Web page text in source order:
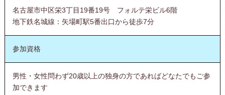
名古屋市中区栄3丁目19番19号 フォルテ栄ビル6階
地下鉄名城線：矢場町駅5番出口から徒歩7分
参加資格
男性・女性問わず20歳以上の独身の方であればどなたでもご参
加できます